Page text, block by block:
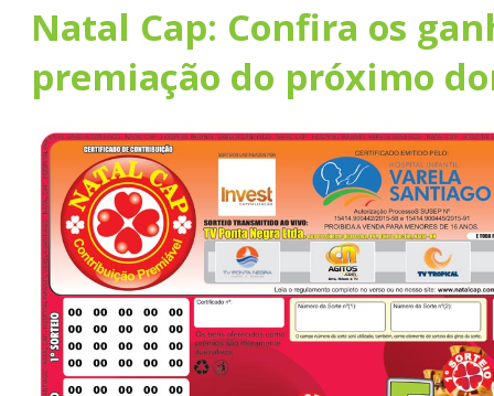
Natal Cap: Confira os
premiação do próximo